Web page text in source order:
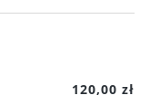
120,00 zł